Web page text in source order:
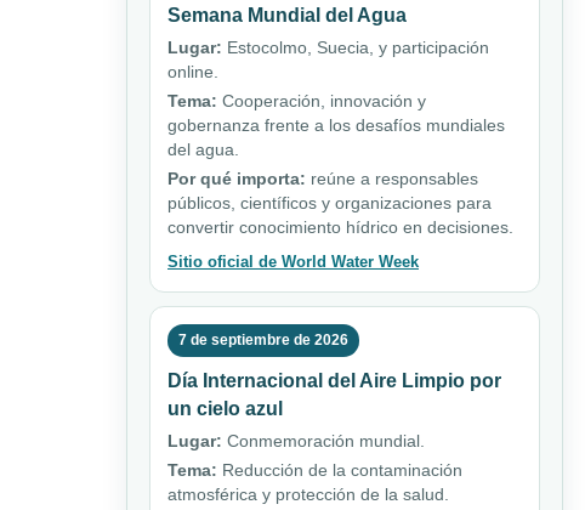
Semana Mundial del Agua
Lugar: Estocolmo, Suecia, y participación
online.
Tema: Cooperación, innovación y
gobernanza frente a los desafíos mundiales
del agua.
Por qué importa: reúne a responsables
públicos, científicos y organizaciones para
convertir conocimiento hídrico en decisiones.
Sitio oficial de World Water Week
7 de septiembre de 2026
Día Internacional del Aire Limpio por
un cielo azul
Lugar: Conmemoración mundial.
Tema: Reducción de la contaminación
atmosférica y protección de la salud.